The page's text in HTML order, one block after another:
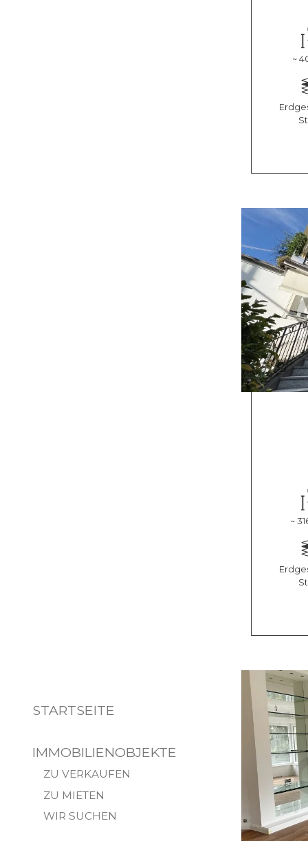
STARTSEITE
IMMOBILIENOBJEKTE
ZU VERKAUFEN
ZU MIETEN
WIR SUCHEN
~
~